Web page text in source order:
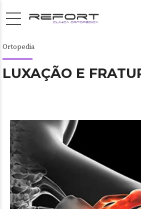
Ortopedia
LUXAÇÃO E